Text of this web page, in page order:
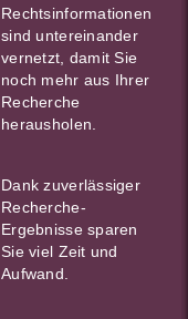
Rechtsinformationen
sind untereinander
vernetzt, damit Sie
noch mehr aus Ihrer
Recherche
herausholen.
Dank zuverlässiger
Recherche-
Ergebnisse sparen
Sie viel Zeit und
Aufwand.